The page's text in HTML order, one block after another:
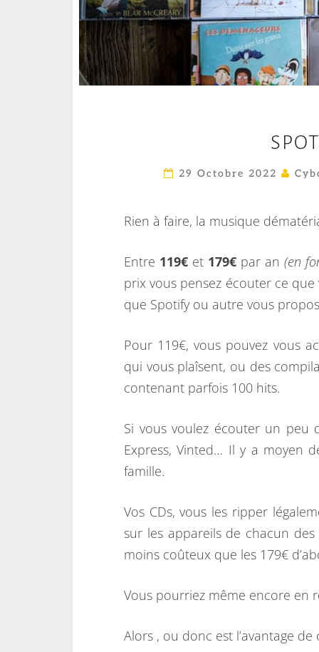
29 Octobre 2022
Rien à faire, la musique
Entre 119€ et 179€ par an(en
prix vous pensez écouter ce
que Spotify ou autre vous
Pour 119€, vous pouvez vous
qui vous plaîsent, ou des
contenant parfois 100 hits.
Si vous voulez écouter un peu
Express, Vinted… Il y a moyen
famille.
Vos CDs, vous les ripper
sur les appareils de chacun
moins coûteux que les 179€
Vous pourriez même encore en
Alors , ou donc est l’avantage